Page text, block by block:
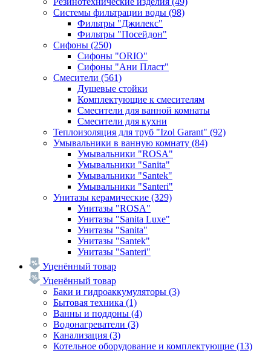
Системы фильтрации воды (98)
Фильтры "Джилекс"
Фильтры "Посейдон"
Сифоны (250)
Сифоны "ORIO"
Сифоны "Ани Пласт"
Смесители (561)
Душевые стойки
Комплектующие к смесителям
Смесители для ванной комнаты
Смесители для кухни
Теплоизоляция для труб "Izol Garant" (92)
Умывальники в ванную комнату (84)
Умывальники "ROSA"
Умывальники "Sanita"
Умывальники "Santek"
Умывальники "Santeri"
Унитазы керамические (329)
Унитазы "ROSA"
Унитазы "Sanita Luxe"
Унитазы "Sanita"
Унитазы "Santek"
Унитазы "Santeri"
Уценённый товар
Уценённый товар
Баки и гидроаккумуляторы (3)
Бытовая техника (1)
Ванны и поддоны (4)
Водонагреватели (3)
Канализация (3)
Котельное оборудование и комплектующие (13)